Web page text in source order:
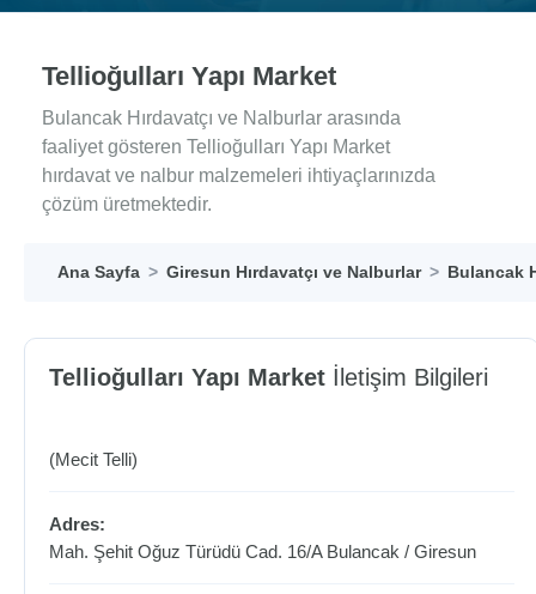
Tellioğulları Yapı Market
Bulancak Hırdavatçı ve Nalburlar arasında
faaliyet gösteren Tellioğulları Yapı Market
hırdavat ve nalbur malzemeleri ihtiyaçlarınızda
çözüm üretmektedir.
Ana Sayfa Giresun Hırdavatçı ve Nalburlar Bulancak
Tellioğulları Yapı Market İletişim Bilgileri
(Mecit Telli)
Adres:
Mah. Şehit Oğuz Türüdü Cad. 16/A Bulancak / Giresun